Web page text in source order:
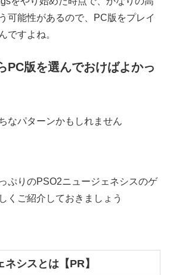
可能性があるので、PC版をプレイ
ですよね。
PC版を選んでおけばよかっ
なパターンかもしれません
ぷりのPSO2ニュージェネシスのゲ
くご紹介しておきましょう
シスとは【PR】